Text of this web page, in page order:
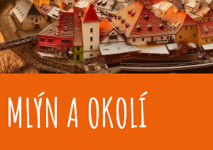
Co vše můžete ve
mlýně zažít
Zajímavá místa v okolí
MLÝN A OKOLÍ